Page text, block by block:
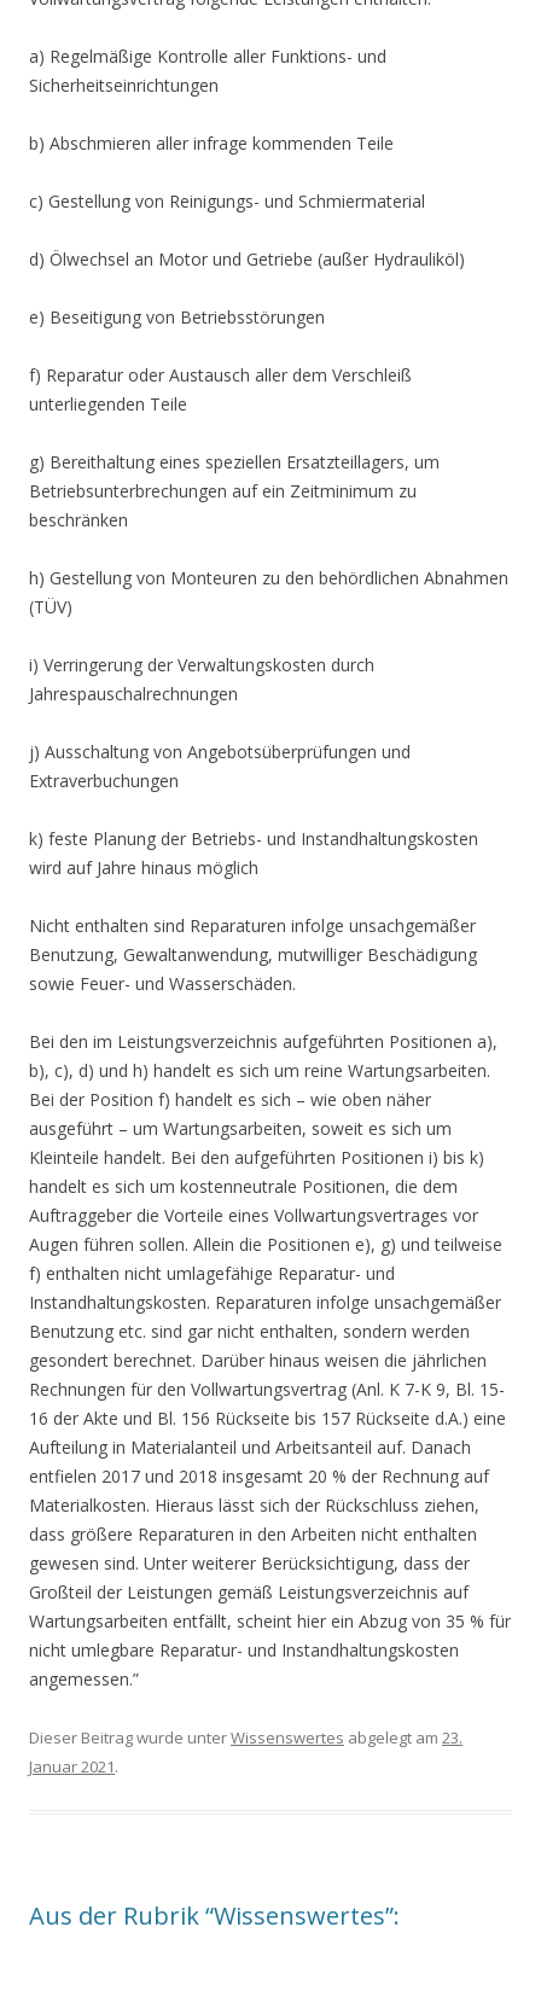
a) Regelmäßige Kontrolle aller Funktions- und
Sicherheitseinrichtungen
b) Abschmieren aller infrage kommenden Teile
c) Gestellung von Reinigungs- und Schmiermaterial
d) Ölwechsel an Motor und Getriebe (außer Hydrauliköl)
e) Beseitigung von Betriebsstörungen
f) Reparatur oder Austausch aller dem Verschleiß
unterliegenden Teile
g) Bereithaltung eines speziellen Ersatzteillagers, um
Betriebsunterbrechungen auf ein Zeitminimum zu
beschränken
h) Gestellung von Monteuren zu den behördlichen Abnahmen
(TÜV)
i) Verringerung der Verwaltungskosten durch
Jahrespauschalrechnungen
j) Ausschaltung von Angebotsüberprüfungen und
Extraverbuchungen
k) feste Planung der Betriebs- und Instandhaltungskosten
wird auf Jahre hinaus möglich
Nicht enthalten sind Reparaturen infolge unsachgemäßer
Benutzung, Gewaltanwendung, mutwilliger Beschädigung
sowie Feuer- und Wasserschäden.
Bei den im Leistungsverzeichnis aufgeführten Positionen a),
b), c), d) und h) handelt es sich um reine Wartungsarbeiten.
Bei der Position f) handelt es sich – wie oben näher
ausgeführt – um Wartungsarbeiten, soweit es sich um
Kleinteile handelt. Bei den aufgeführten Positionen i) bis k)
handelt es sich um kostenneutrale Positionen, die dem
Auftraggeber die Vorteile eines Vollwartungsvertrages vor
Augen führen sollen. Allein die Positionen e), g) und teilweise
f) enthalten nicht umlagefähige Reparatur- und
Instandhaltungskosten. Reparaturen infolge unsachgemäßer
Benutzung etc. sind gar nicht enthalten, sondern werden
gesondert berechnet. Darüber hinaus weisen die jährlichen
Rechnungen für den Vollwartungsvertrag (Anl. K 7-K 9, Bl. 15-
16 der Akte und Bl. 156 Rückseite bis 157 Rückseite d.A.) eine
Aufteilung in Materialanteil und Arbeitsanteil auf. Danach
entfielen 2017 und 2018 insgesamt 20 % der Rechnung auf
Materialkosten. Hieraus lässt sich der Rückschluss ziehen,
dass größere Reparaturen in den Arbeiten nicht enthalten
gewesen sind. Unter weiterer Berücksichtigung, dass der
Großteil der Leistungen gemäß Leistungsverzeichnis auf
Wartungsarbeiten entfällt, scheint hier ein Abzug von 35 % für
nicht umlegbare Reparatur- und Instandhaltungskosten
angemessen.”
Dieser Beitrag wurde unterWissenswertes abgelegt am 23.
Januar 2021.
Aus der Rubrik “Wissenswertes”: